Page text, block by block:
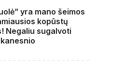
yra mano šeimos
kopūstų
Negaliu sugalvoti